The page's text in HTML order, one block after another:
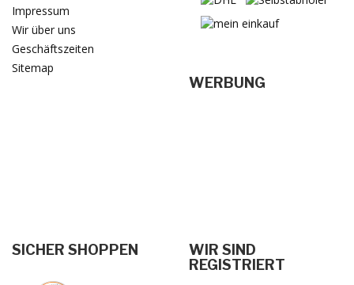
Impressum
Wir über uns
Geschäftszeiten
Sitemap
WERBUNG
SICHER SHOPPEN
WIR SIND
REGISTRIERT